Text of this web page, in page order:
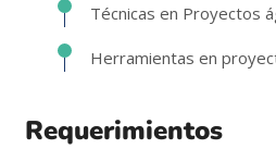
Técnicas en Proyectos
Herramientas en
Requerimientos